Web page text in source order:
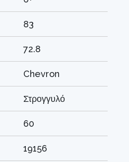
83
72.8
Chevron
Στρογγυλό
60
19156